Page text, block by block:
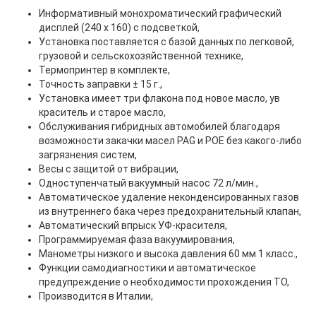
Информативный монохроматический графический
дисплей (240 х 160) с подсветкой,
Установка поставляется с базой данных по легковой,
грузовой и сельскохозяйственной технике,
Термопринтер в комплекте,
Точность заправки ± 15 г.,
Установка имеет три флакона под новое масло, ув
краситель и старое масло,
Обслуживания гибридных автомобилей благодаря
возможности закачки масел PAG и POE без какого-либо
загрязнения систем,
Весы с защитой от вибрации,
Одноступенчатый вакуумный насос 72 л/мин.,
Автоматическое удаление неконденсированных газов
из внутреннего бака через предохранительный клапан,
Автоматический впрыск УФ-красителя,
Программируемая фаза вакуумирования,
Манометры низкого и высока давления 60 мм 1 класс.,
Функции самодиагностики и автоматическое
предупреждение о необходимости прохождения ТО,
Производится в Италии,